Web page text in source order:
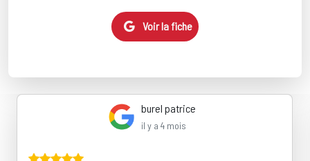
Voir la fiche
burel patrice
il y a 4 mois